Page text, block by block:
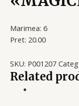
Marimea: 6
Pret: 20.00
SKU: P001207
Related